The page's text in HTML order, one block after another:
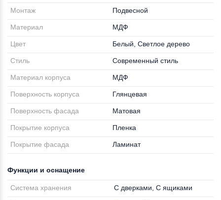
Монтаж Подвесной
Материал МДФ
Цвет Белый, Светлое дерево
Стиль Современный стиль
Материал корпуса МДФ
Поверхность корпуса Глянцевая
Поверхность фасада Матовая
Покрытие корпуса Пленка
Покрытие фасада Ламинат
Функции и оснащение
Система хранения С дверками, С ящиками